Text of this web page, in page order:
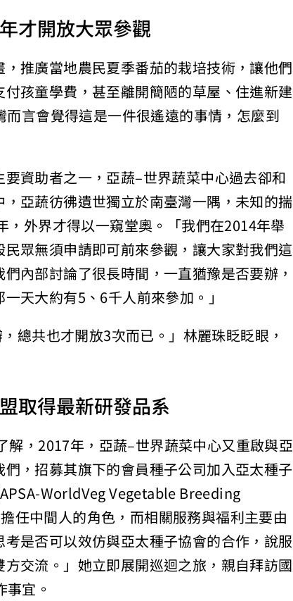
才開放大眾參觀
推廣當地農民夏季番茄的栽培技術，讓他們
孩童學費，甚至離開簡陋的草屋、住進新建
言會覺得這是一件很遙遠的事情，怎麼到
資助者之一，亞蔬–世界蔬菜中心過去卻和
亞蔬彷彿遺世獨立於南臺灣一隅，未知的揣
外界才得以一窺堂奧。「我們在2014年舉
眾無須申請即可前來參觀，讓大家對我們這
內部討論了很長時間，一直猶豫是否要辦，
天大約有5、6千人前來參加。」
總共也才開放3次而已。」林麗珠眨眨眼，
得最新研發品系
，2017年，亞蔬–世界蔬菜中心又重啟與亞
，招募其旗下的會員種子公司加入亞太種子
WorldVeg Vegetable Breeding
中間人的角色，而相關服務與福利主要由
是否可以效仿與亞太種子協會的合作，說服
交流。」她立即展開巡迴之旅，親自拜訪國
宜。